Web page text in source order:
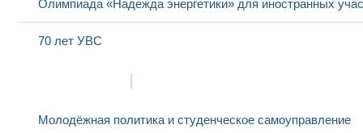
Олимпиада «Надежда энергетики» для иностранных
70 лет УВС
Молодёжная политика и студенческое самоуправление